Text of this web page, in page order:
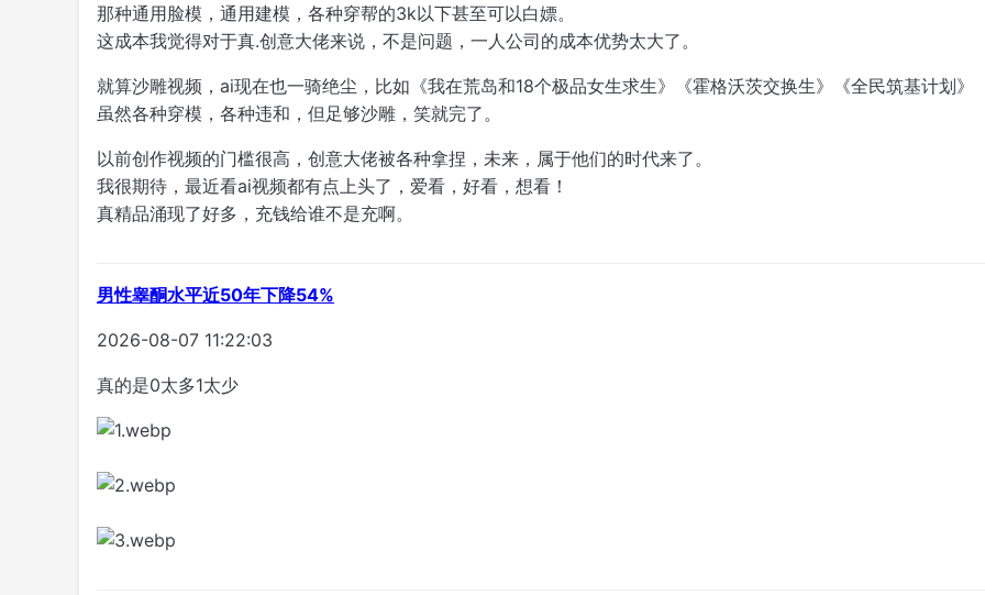
那种通用脸模，通用建模，各种穿帮的3k以下甚至可以白嫖。
这成本我觉得对于真.创意大佬来说，不是问题，一人公司的成本优势太大了。
就算沙雕视频，ai现在也一骑绝尘，比如《我在荒岛和18个极品女生求生》《霍格沃茨交换生》《全民筑基计划》
虽然各种穿模，各种违和，但足够沙雕，笑就完了。
以前创作视频的门槛很高，创意大佬被各种拿捏，未来，属于他们的时代来了。
我很期待，最近看ai视频都有点上头了，爱看，好看，想看！
真精品涌现了好多，充钱给谁不是充啊。
男性睾酮水平近50年下降54%
2026-08-07 11:22:03
真的是0太多1太少